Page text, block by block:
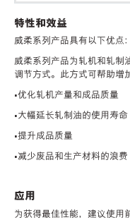
特性和效益
威柔系列产品具有以下优点：
威柔系列产品为轧机和轧制
调节方式。此方式可帮助增
•优化轧机产量和成品质量
•大幅延长轧制油的使用寿命
•提升成品质量
•减少废品和生产材料的浪费
应用
为获得最佳性能，建议使